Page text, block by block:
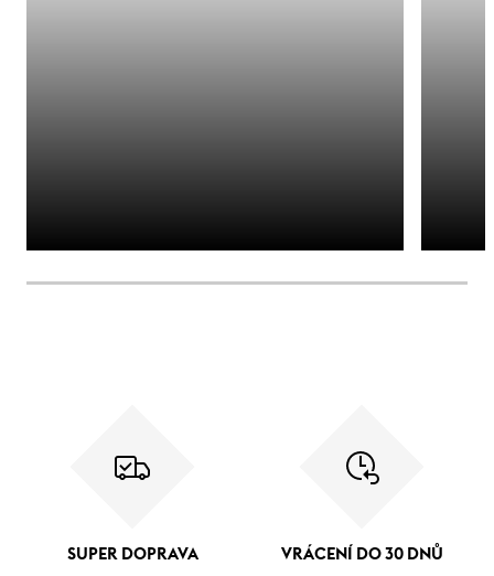
SUPER DOPRAVA VRÁCENÍ DO 30 DNŮ